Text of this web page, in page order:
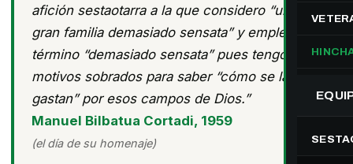
afición sestaotarra a la que considero “una
gran familia demasiado sensata” y empleo el
término “demasiado sensata” pues tengo
motivos sobrados para saber “cómo se las
gastan” por esos campos de Dios.”
Manuel Bilbatua Cortadi, 1959
(el día de su homenaje)